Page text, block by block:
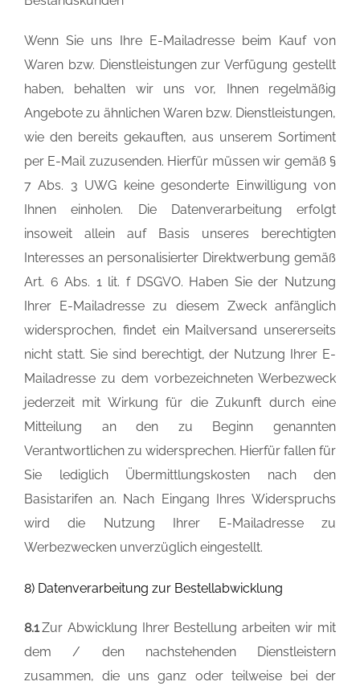
Wenn Sie uns Ihre E-Mailadresse beim Kauf von
Waren bzw. Dienstleistungen zur Verfügung gestellt
haben, behalten wir uns vor, Ihnen regelmäßig
Angebote zu ähnlichen Waren bzw. Dienstleistungen,
wie den bereits gekauften, aus unserem Sortiment
per E-Mail zuzusenden. Hierfür müssen wir gemäß §
7 Abs. 3 UWG keine gesonderte Einwilligung von
Ihnen einholen. Die Datenverarbeitung erfolgt
insoweit allein auf Basis unseres berechtigten
Interesses an personalisierter Direktwerbung gemäß
Art. 6 Abs. 1 lit. f DSGVO. Haben Sie der Nutzung
Ihrer E-Mailadresse zu diesem Zweck anfänglich
widersprochen, findet ein Mailversand unsererseits
nicht statt. Sie sind berechtigt, der Nutzung Ihrer E-
Mailadresse zu dem vorbezeichneten Werbezweck
jederzeit mit Wirkung für die Zukunft durch eine
Mitteilung an den zu Beginn genannten
Verantwortlichen zu widersprechen. Hierfür fallen für
Sie lediglich Übermittlungskosten nach den
Basistarifen an. Nach Eingang Ihres Widerspruchs
wird die Nutzung Ihrer E-Mailadresse zu
Werbezwecken unverzüglich eingestellt.
8) Datenverarbeitung zur Bestellabwicklung
8.1Zur Abwicklung Ihrer Bestellung arbeiten wir mit
dem / den nachstehenden Dienstleistern
zusammen, die uns ganz oder teilweise bei der